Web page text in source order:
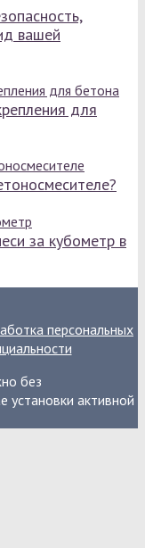
вашей
для
за кубометр в
персональных
без
установки активной